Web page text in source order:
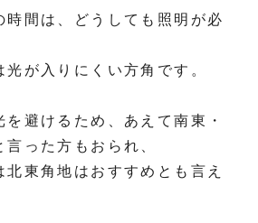
時間は、どうしても照明が必
が入りにくい方角です。
避けるため、あえて南東・
った方もおられ、
北東角地はおすすめとも言え